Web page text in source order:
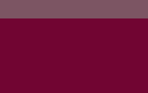
typiquement